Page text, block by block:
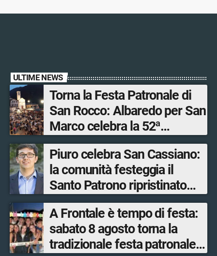
ULTIME NEWS
Torna la Festa Patronale di
San Rocco: Albaredo per San
Marco celebra la 52ª
edizione della sua
manifestazione più sentita
Piuro celebra San Cassiano:
la comunità festeggia il
Santo Patrono ripristinato
dopo quattro secoli
A Frontale è tempo di festa:
sabato 8 agosto torna la
tradizionale festa patronale